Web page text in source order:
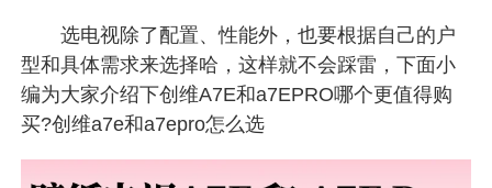
选电视除了配置、性能外，也要根据自己的户
型和具体需求来选择哈，这样就不会踩雷，下面小
编为大家介绍下创维A7E和a7EPRO哪个更值得购
买?创维a7e和a7epro怎么选